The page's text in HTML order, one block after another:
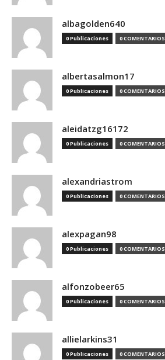
albagolden640
0 Publicaciones 0 COMENTARIOS
albertasalmon17
0 Publicaciones 0 COMENTARIOS
aleidatzg16172
0 Publicaciones 0 COMENTARIOS
alexandriastrom
0 Publicaciones 0 COMENTARIOS
alexpagan98
0 Publicaciones 0 COMENTARIOS
alfonzobeer65
0 Publicaciones 0 COMENTARIOS
allielarkins31
0 Publicaciones 0 COMENTARIOS